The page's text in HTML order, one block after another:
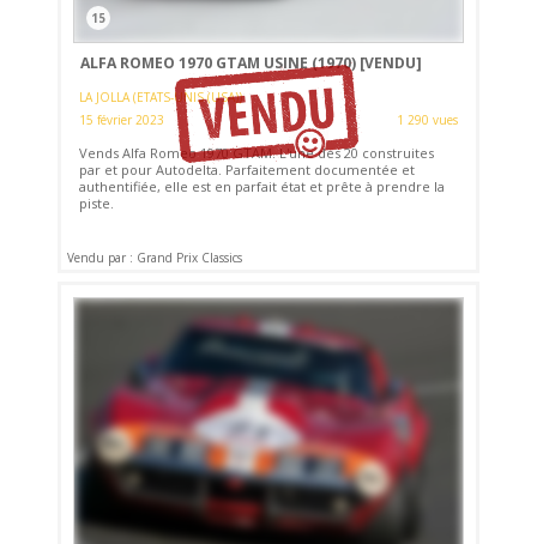
15
ALFA ROMEO 1970 GTAM USINE (1970) [VENDU]
LA JOLLA (ETATS-UNIS (USA))
15 février 2023
1 290 vues
Vends Alfa Romeo 1970 GTAM. L'une des 20 construites
par et pour Autodelta. Parfaitement documentée et
authentifiée, elle est en parfait état et prête à prendre la
piste.
Vendu par : Grand Prix Classics